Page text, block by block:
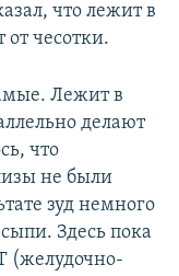
что лежит в
от чесотки.
Лежит в
делают
что
не были
зуд немного
Здесь пока
(желудочно-